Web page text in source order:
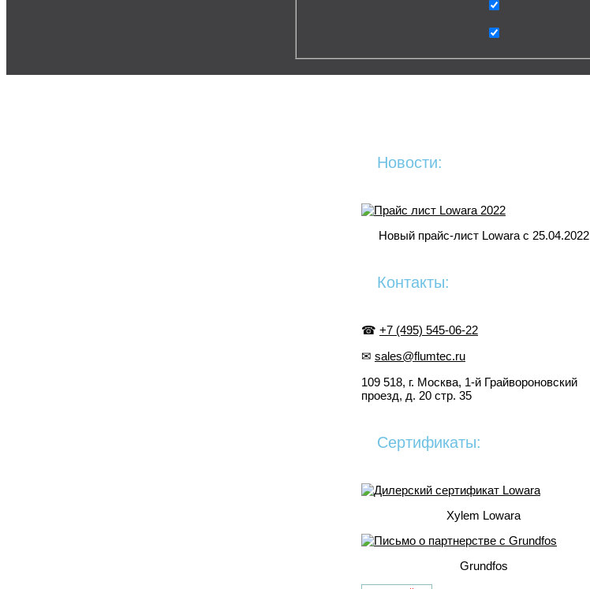
Новости:
Новый прайс-лист Lowara c 25.04.2022
Контакты:
☎ +7 (495) 545-06-22
✉ sales@flumtec.ru
109 518, г. Москва, 1-й Грайвороновский
проезд, д. 20 стр. 35
Сертификаты:
Xylem Lowara
Grundfos